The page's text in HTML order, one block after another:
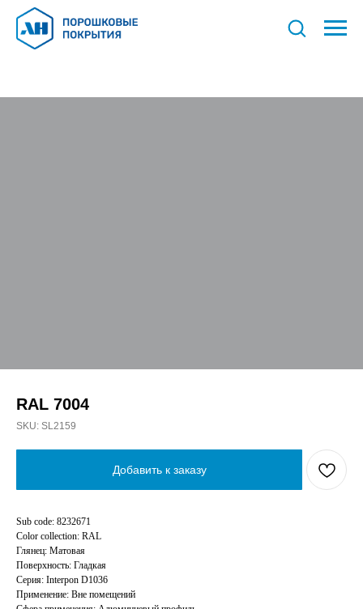
RAL 7004
SKU: SL2159
Добавить к заказу
Sub code: 8232671
Color collection: RAL
Глянец: Матовая
Поверхность: Гладкая
Серия: Interpon D1036
Применение: Вне помещений